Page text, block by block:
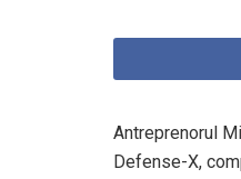
Antreprenorul
Defense-X,